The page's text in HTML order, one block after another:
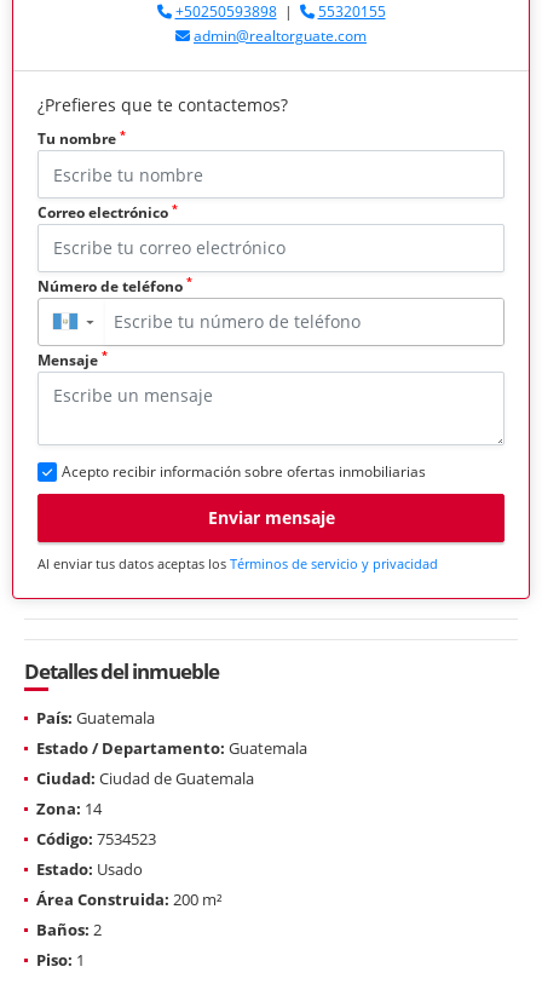
+50250593898|
55320155
admin@realtorguate.com
¿Prefieres que te contactemos?
Tu nombre *
Correo electrónico *
Número de teléfono *
▼
Mensaje *
Acepto recibir información sobre ofertas inmobiliarias
Enviar mensaje
Al enviar tus datos aceptas los Términos de servicio y privacidad
Detalles del inmueble
País: Guatemala
Estado / Departamento: Guatemala
Ciudad: Ciudad de Guatemala
Zona: 14
Código: 7534523
Estado: Usado
Área Construida: 200 m²
Baños: 2
Piso: 1